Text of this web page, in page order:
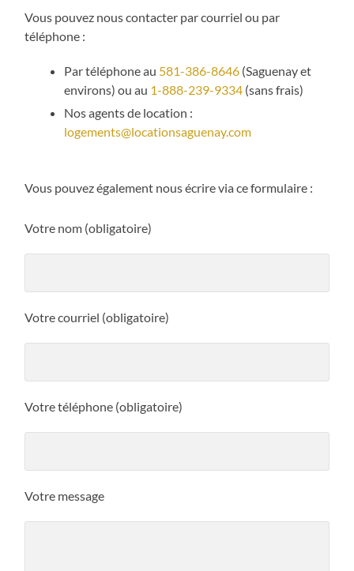
Vous pouvez nous contacter par courriel ou par
téléphone :
Par téléphone au 581-386-8646 (Saguenay et
environs) ou au 1-888-239-9334 (sans frais)
Nos agents de location :
logements@locationsaguenay.com
Vous pouvez également nous écrire via ce formulaire :
Votre nom (obligatoire)
Votre courriel (obligatoire)
Votre téléphone (obligatoire)
Votre message